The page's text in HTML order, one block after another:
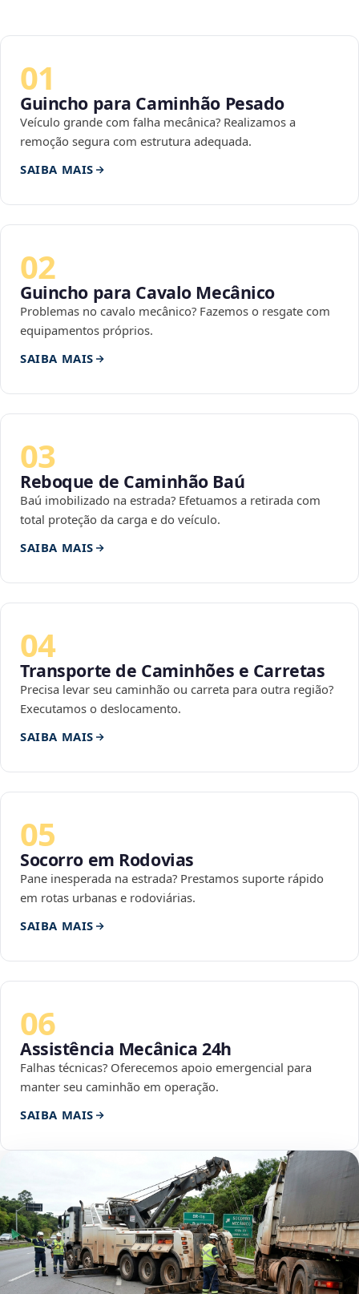
01
Guincho para Caminhão Pesado
Veículo grande com falha mecânica? Realizamos a
remoção segura com estrutura adequada.
SAIBA MAIS
02
Guincho para Cavalo Mecânico
Problemas no cavalo mecânico? Fazemos o resgate com
equipamentos próprios.
SAIBA MAIS
03
Reboque de Caminhão Baú
Baú imobilizado na estrada? Efetuamos a retirada com
total proteção da carga e do veículo.
SAIBA MAIS
04
Transporte de Caminhões e Carretas
Precisa levar seu caminhão ou carreta para outra região?
Executamos o deslocamento.
SAIBA MAIS
05
Socorro em Rodovias
Pane inesperada na estrada? Prestamos suporte rápido
em rotas urbanas e rodoviárias.
SAIBA MAIS
06
Assistência Mecânica 24h
Falhas técnicas? Oferecemos apoio emergencial para
manter seu caminhão em operação.
SAIBA MAIS